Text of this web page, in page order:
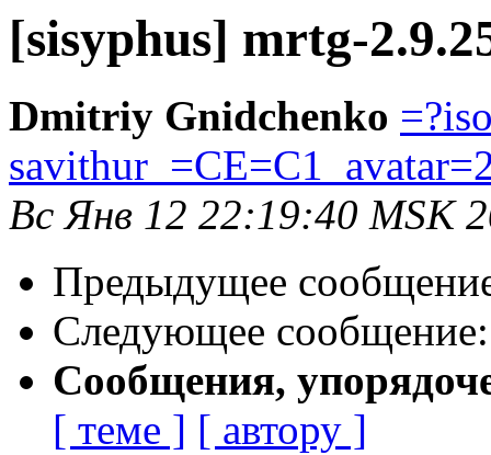
[sisyphus] mrtg-
Dmitriy Gnidchenko
Вс Янв 12 22:19:40 MSK
Предыдущее
Следующее
Сообщения,
[ теме ] [ автору ]